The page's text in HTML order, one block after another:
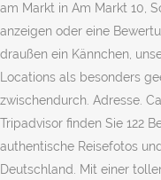
am Markt in Am Markt 10,
anzeigen oder eine
draußen ein Kännchen,
Locations als besonders
zwischendurch. Adresse.
Tripadvisor finden Sie 122
authentische Reisefotos
Deutschland. Mit einer